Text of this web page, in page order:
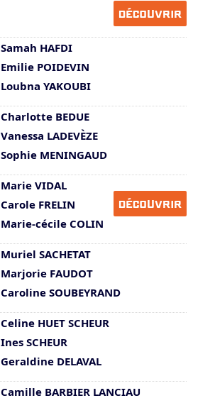
DÉCOUVRIR
Samah HAFDI
Emilie POIDEVIN
Loubna YAKOUBI
Charlotte BEDUE
Vanessa LADEVÈZE
Sophie MENINGAUD
Marie VIDAL
Carole FRELIN
Marie-cécile COLIN
DÉCOUVRIR
Muriel SACHETAT
Marjorie FAUDOT
Caroline SOUBEYRAND
Celine HUET SCHEUR
Ines SCHEUR
Geraldine DELAVAL
Camille BARBIER LANCIAU